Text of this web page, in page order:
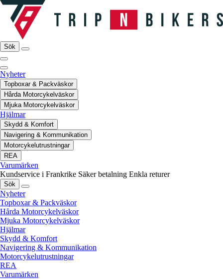
Sök
Nyheter
Topboxar & Packväskor
Hårda Motorcykelväskor
Mjuka Motorcykelväskor
Hjälmar
Skydd & Komfort
Navigering & Kommunikation
Motorcykelutrustningar
REA
Varumärken
Kundservice i Frankrike Säker betalning Enkla returer
Sök
Nyheter
Topboxar & Packväskor
Hårda Motorcykelväskor
Mjuka Motorcykelväskor
Hjälmar
Skydd & Komfort
Navigering & Kommunikation
Motorcykelutrustningar
REA
Varumärken